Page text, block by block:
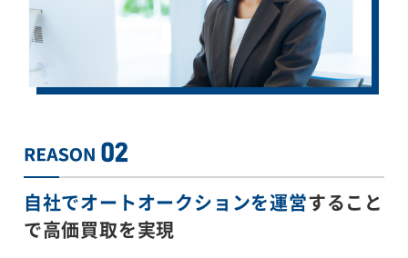
自社でオートオークションを運営すること
で高価買取を実現